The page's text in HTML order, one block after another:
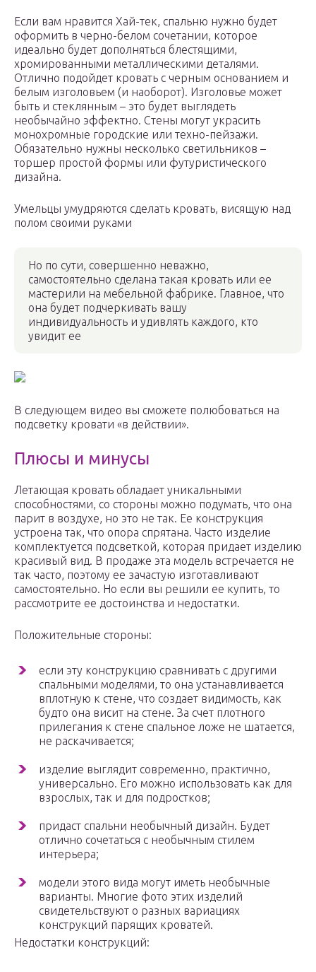
Если вам нравится Хай-тек, спальню нужно будет
оформить в черно-белом сочетании, которое
идеально будет дополняться блестящими,
хромированными металлическими деталями.
Отлично подойдет кровать с черным основанием и
белым изголовьем (и наоборот). Изголовье может
быть и стеклянным – это будет выглядеть
необычайно эффектно. Стены могут украсить
монохромные городские или техно-пейзажи.
Обязательно нужны несколько светильников –
торшер простой формы или футуристического
дизайна.
Умельцы умудряются сделать кровать, висящую над
полом своими руками
Но по сути, совершенно неважно,
самостоятельно сделана такая кровать или ее
мастерили на мебельной фабрике. Главное, что
она будет подчеркивать вашу
индивидуальность и удивлять каждого, кто
увидит ее
В следующем видео вы сможете полюбоваться на
подсветку кровати «в действии».
Плюсы и минусы
Летающая кровать обладает уникальными
способностями, со стороны можно подумать, что она
парит в воздухе, но это не так. Ее конструкция
устроена так, что опора спрятана. Часто изделие
комплектуется подсветкой, которая придает изделию
красивый вид. В продаже эта модель встречается не
так часто, поэтому ее зачастую изготавливают
самостоятельно. Но если вы решили ее купить, то
рассмотрите ее достоинства и недостатки.
Положительные стороны:
если эту конструкцию сравнивать с другими
спальными моделями, то она устанавливается
вплотную к стене, что создает видимость, как
будто она висит на стене. За счет плотного
прилегания к стене спальное ложе не шатается,
не раскачивается;
изделие выглядит современно, практично,
универсально. Его можно использовать как для
взрослых, так и для подростков;
придаст спальни необычный дизайн. Будет
отлично сочетаться с необычным стилем
интерьера;
модели этого вида могут иметь необычные
варианты. Многие фото этих изделий
свидетельствуют о разных вариациях
конструкций парящих кроватей.
Недостатки конструкций: